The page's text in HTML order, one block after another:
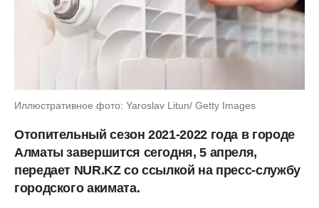
Иллюстративное фото: Yaroslav Litun/ Getty Images
Отопительный сезон 2021-2022 года в городе
Алматы завершится сегодня, 5 апреля,
передает NUR.KZ со ссылкой на пресс-службу
городского акимата.